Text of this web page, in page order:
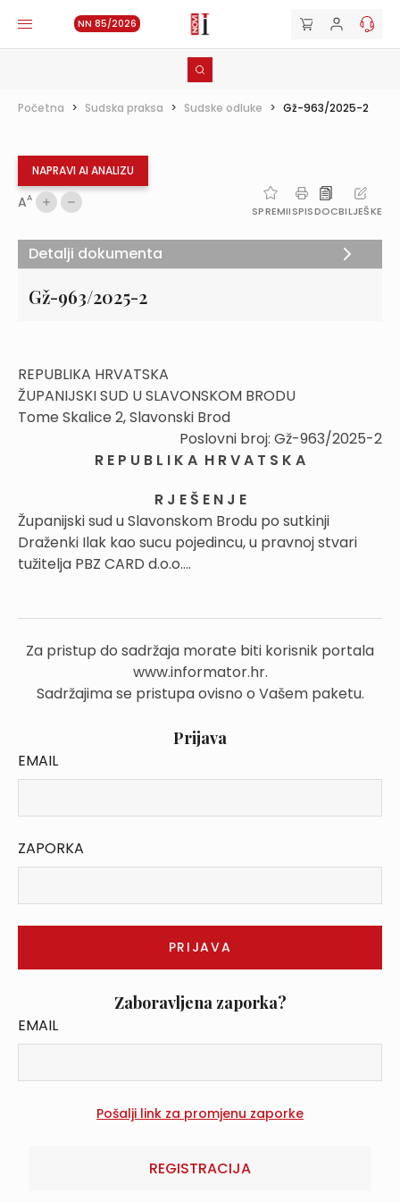
NN 85/2026
Početna > Sudska praksa > Sudske odluke > Gž-963/2025-2
NAPRAVI AI ANALIZU
AA
SPREMIISPISDOCBILJEŠKE
Gž-963/2025-2
REPUBLIKA HRVATSKA
ŽUPANIJSKI SUD U SLAVONSKOM BRODU
Tome Skalice 2, Slavonski Brod
Poslovni broj: Gž-963/2025-2
R E P U B L I K A H R V A T S K A
R J E Š E N J E
Županijski sud u Slavonskom Brodu po sutkinji
Draženki Ilak kao sucu pojedincu, u pravnoj stvari
tužitelja PBZ CARD d.o.o....
Za pristup do sadržaja morate biti korisnik portala
www.informator.hr.
Sadržajima se pristupa ovisno o Vašem paketu.
Prijava
EMAIL
ZAPORKA
Zaboravljena zaporka?
EMAIL
REGISTRACIJA
Detalji dokumenta